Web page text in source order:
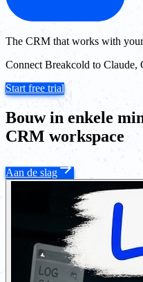
The CRM that works with
Connect Breakcold to
Start free trial
Bouw in enkele
CRM workspace
Aan de slag